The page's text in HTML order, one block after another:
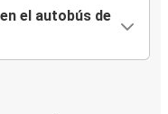
el autobús de